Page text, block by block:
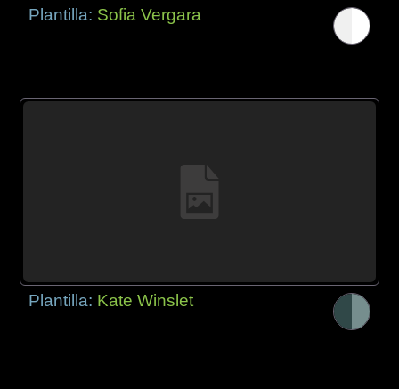
Plantilla: Sofia Vergara
Plantilla: Kate Winslet